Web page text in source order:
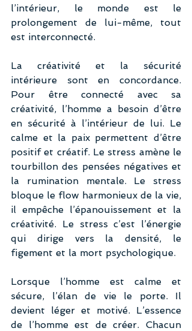
l’intérieur, le monde est le
prolongement de lui-même, tout
est interconnecté.
La créativité et la sécurité
intérieure sont en concordance.
Pour être connecté avec sa
créativité, l’homme a besoin d’être
en sécurité à l’intérieur de lui. Le
calme et la paix permettent d’être
positif et créatif. Le stress amène le
tourbillon des pensées négatives et
la rumination mentale. Le stress
bloque le flow harmonieux de la vie,
il empêche l’épanouissement et la
créativité. Le stress c’est l’énergie
qui dirige vers la densité, le
figement et la mort psychologique.
Lorsque l’homme est calme et
sécure, l’élan de vie le porte. Il
devient léger et motivé. L’essence
de l’homme est de créer. Chacun